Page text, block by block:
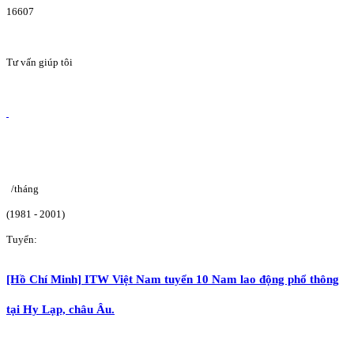
16607
Tư vấn giúp tôi
/tháng
(1981 - 2001)
Tuyển:
[Hồ Chí Minh] ITW Việt Nam tuyển 10 Nam lao động phổ thông
tại Hy Lạp, châu Âu.